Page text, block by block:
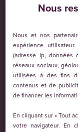
Le cinéma est
Lieu
La spirale
Tarifs &
Adultes : 7€
Moins de 18 ans :
Abonnement 5
dans le temps,
Nous
Nous et nos
expérience
(adresse ip, données
réseaux sociaux,
utilisées à des fins
contenus et de
de financer les
En cliquant sur « Tout
votre navigateur. En